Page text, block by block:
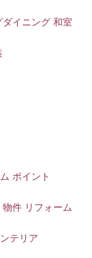
イニング 和室
ポイント
件 リフォーム
テリア